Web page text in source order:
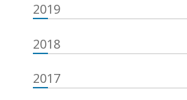
2019
2018
2017